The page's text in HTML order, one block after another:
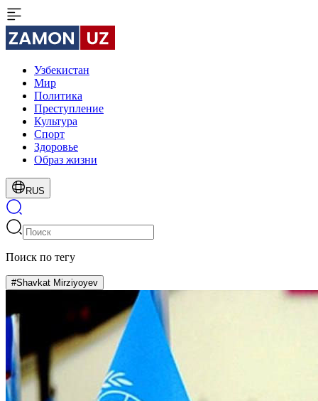
Узбекистан
Мир
Политика
Преступление
Культура
Спорт
Здоровье
Образ жизни
RUS
Поиск по тегу
#Shavkat Mirziyoyev